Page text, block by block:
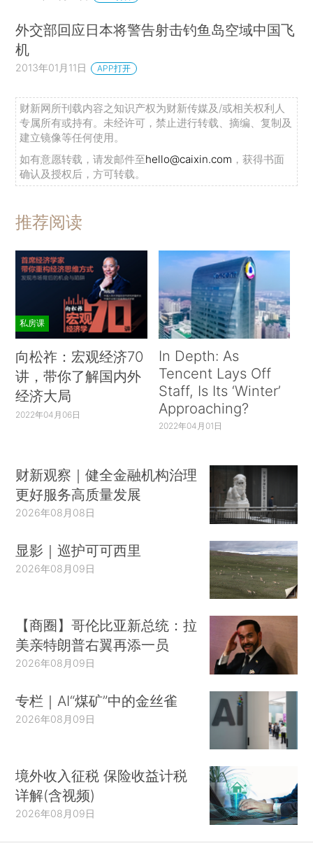
外交部回应日本将警告射击钓鱼岛空域中国飞
机
2013年01月11日 APP打开
财新网所刊载内容之知识产权为财新传媒及/或相关权利人
专属所有或持有。未经许可，禁止进行转载、摘编、复制及
建立镜像等任何使用。
如有意愿转载，请发邮件至hello@caixin.com ，获得书面
确认及授权后，方可转载。
推荐阅读
私房课
向松祚：宏观经济70
讲，带你了解国内外
经济大局
2022年04月06日
In Depth: As
Tencent Lays Off
Staff, Is Its ‘Winter’
Approaching?
2022年04月01日
财新观察｜健全金融机构治理
更好服务高质量发展
2026年08月08日
显影｜巡护可可西里
2026年08月09日
【商圈】哥伦比亚新总统：拉
美亲特朗普右翼再添一员
2026年08月09日
专栏｜AI“煤矿”中的金丝雀
2026年08月09日
境外收入征税 保险收益计税
详解(含视频)
2026年08月09日